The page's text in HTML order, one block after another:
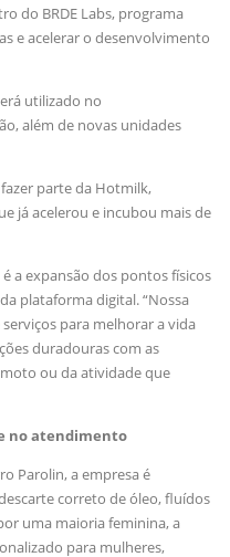
do BRDE Labs, programa
e acelerar o desenvolvimento
utilizado no
além de novas unidades
parte da Hotmilk,
já acelerou e incubou mais de
a expansão dos pontos físicos
plataforma digital. “Nossa
para melhorar a vida
duradouras com as
ou da atividade que
no atendimento
Parolin, a empresa é
correto de óleo, fluídos
uma maioria feminina, a
para mulheres,